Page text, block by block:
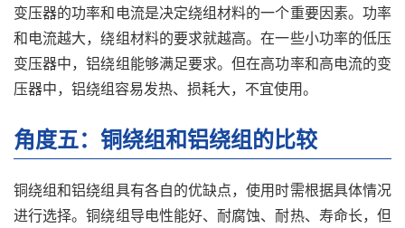
变压器的功率和电流是决定绕组材料的一个重要因素。功率
和电流越大，绕组材料的要求就越高。在一些小功率的低压
变压器中，铝绕组能够满足要求。但在高功率和高电流的变
压器中，铝绕组容易发热、损耗大，不宜使用。
角度五：铜绕组和铝绕组的比较
铜绕组和铝绕组具有各自的优缺点，使用时需根据具体情况
进行选择。铜绕组导电性能好、耐腐蚀、耐热、寿命长，但